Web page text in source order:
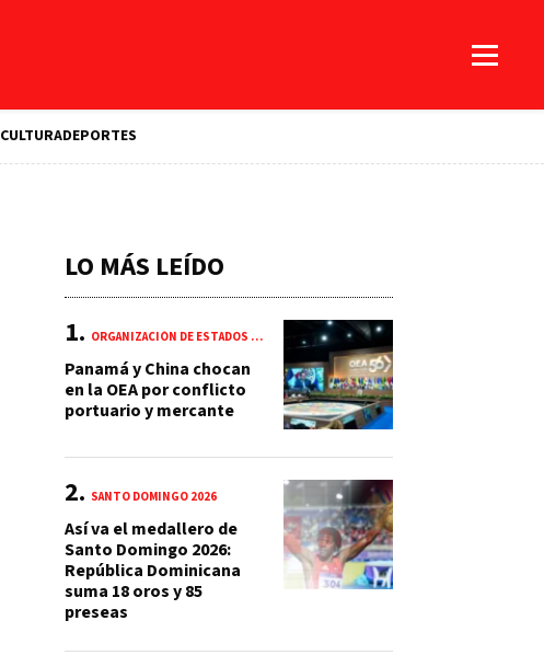
CULTURADEPORTES
LO MÁS LEÍDO
ORGANIZACIÓN DE ESTADOS AMERICANOS (OEA)
Panamá y China chocan
en la OEA por conflicto
portuario y mercante
SANTO DOMINGO 2026
Así va el medallero de
Santo Domingo 2026:
República Dominicana
suma 18 oros y 85
preseas